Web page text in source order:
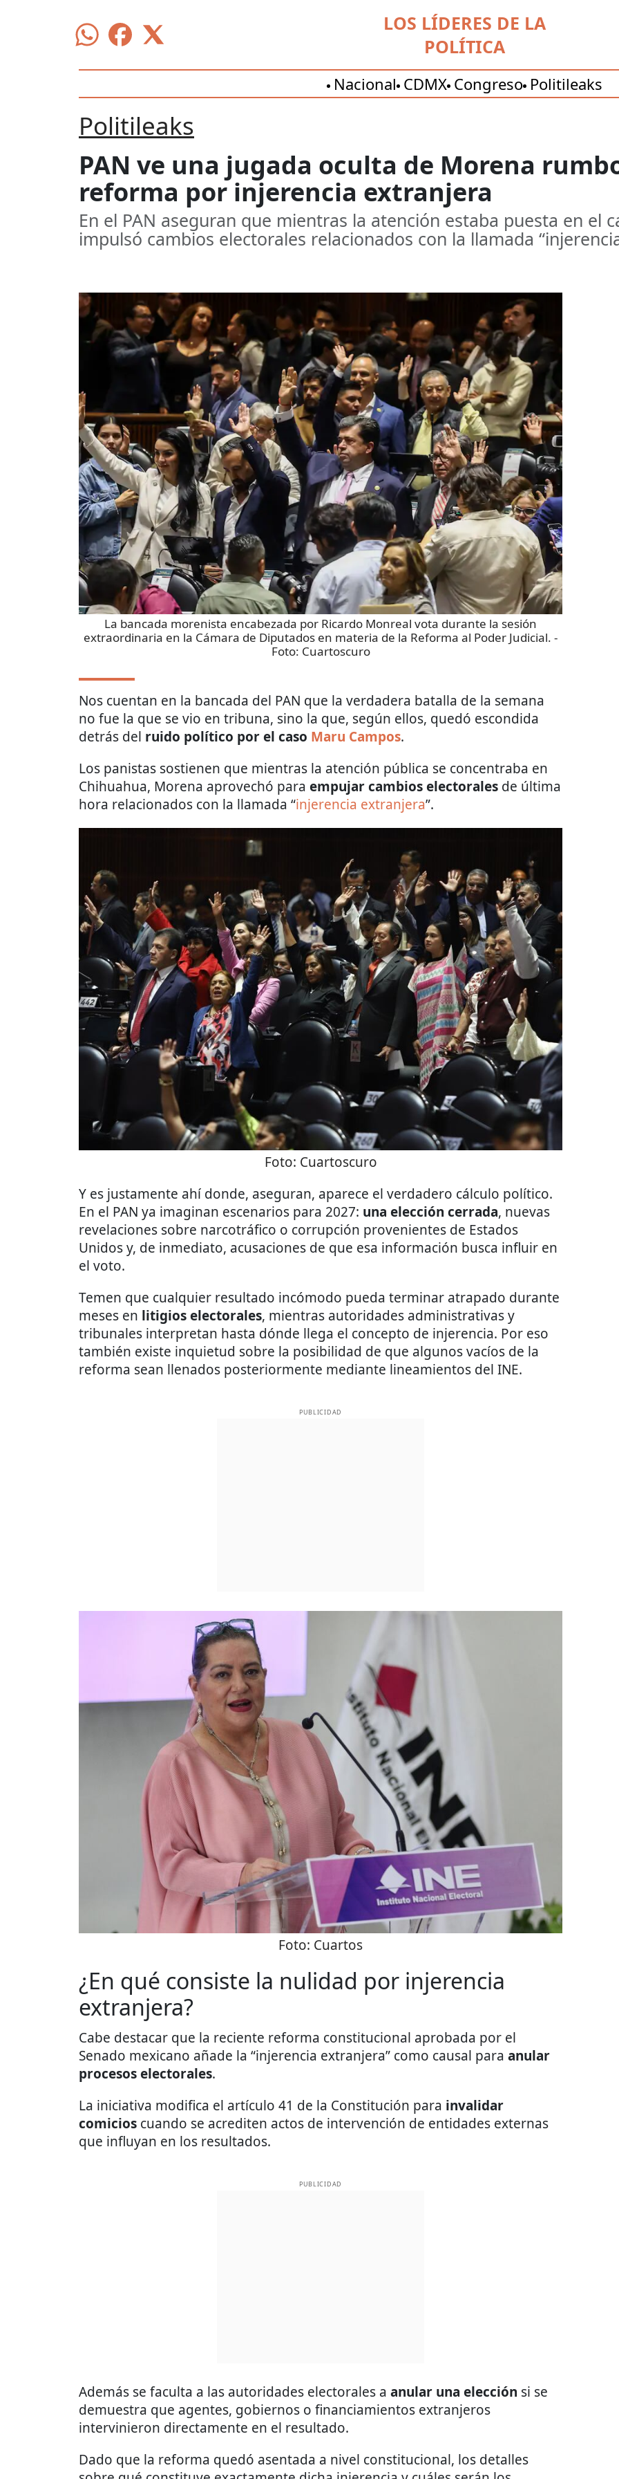
LOS LÍDERES DE LA
POLÍTICA
Nacional CDMX Congreso Politileaks
Politileaks
PAN ve una jugada oculta de Morena
reforma por injerencia extranjera
En el PAN aseguran que mientras la atención estaba puesta en el
impulsó cambios electorales relacionados con la llamada
La bancada morenista encabezada por Ricardo Monreal vota durante la sesión
extraordinaria en la Cámara de Diputados en materia de la Reforma al Poder Judicial. -
Foto: Cuartoscuro
Nos cuentan en la bancada del PAN que la verdadera batalla de la semana
no fue la que se vio en tribuna, sino la que, según ellos, quedó escondida
detrás del ruido político por el caso Maru Campos.
Los panistas sostienen que mientras la atención pública se concentraba en
Chihuahua, Morena aprovechó para empujar cambios electorales de última
hora relacionados con la llamada “injerencia extranjera”.
Foto: Cuartoscuro
Y es justamente ahí donde, aseguran, aparece el verdadero cálculo político.
En el PAN ya imaginan escenarios para 2027: una elección cerrada, nuevas
revelaciones sobre narcotráfico o corrupción provenientes de Estados
Unidos y, de inmediato, acusaciones de que esa información busca influir en
el voto.
Temen que cualquier resultado incómodo pueda terminar atrapado durante
meses en litigios electorales, mientras autoridades administrativas y
tribunales interpretan hasta dónde llega el concepto de injerencia. Por eso
también existe inquietud sobre la posibilidad de que algunos vacíos de la
reforma sean llenados posteriormente mediante lineamientos del INE.
PUBLICIDAD
Foto: Cuartos
¿En qué consiste la nulidad por injerencia
extranjera?
Cabe destacar que la reciente reforma constitucional aprobada por el
Senado mexicano añade la “injerencia extranjera” como causal para anular
procesos electorales.
La iniciativa modifica el artículo 41 de la Constitución para invalidar
comicios cuando se acrediten actos de intervención de entidades externas
que influyan en los resultados.
PUBLICIDAD
Además se faculta a las autoridades electorales a anular una elección si se
demuestra que agentes, gobiernos o financiamientos extranjeros
intervinieron directamente en el resultado.
Dado que la reforma quedó asentada a nivel constitucional, los detalles